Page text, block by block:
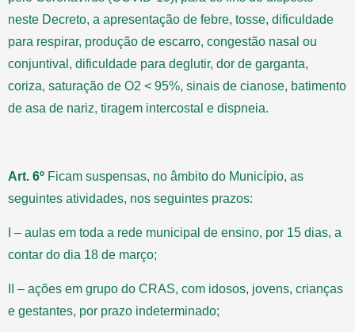
neste Decreto, a apresentação de febre, tosse, dificuldade
para respirar, produção de escarro, congestão nasal ou
conjuntival, dificuldade para deglutir, dor de garganta,
coriza, saturação de O2 < 95%, sinais de cianose, batimento
de asa de nariz, tiragem intercostal e dispneia.
Art. 6º Ficam suspensas, no âmbito do Município, as
seguintes atividades, nos seguintes prazos:
I – aulas em toda a rede municipal de ensino, por 15 dias, a
contar do dia 18 de março;
II – ações em grupo do CRAS, com idosos, jovens, crianças
e gestantes, por prazo indeterminado;